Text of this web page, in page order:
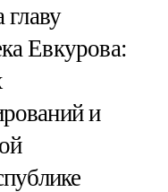
Евкурова:
и